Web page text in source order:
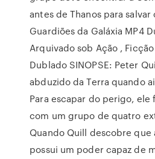
antes de Thanos para salvar
Guardiões da Galáxia MP4
Arquivado sob Ação ,
Dublado SINOPSE: Peter
abduzido da Terra quando
Para escapar do perigo, ele
com um grupo de quatro
Quando Quill descobre que
possui um poder capaz de